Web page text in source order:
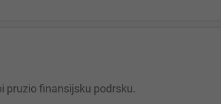
pruzio finansijsku podrsku.